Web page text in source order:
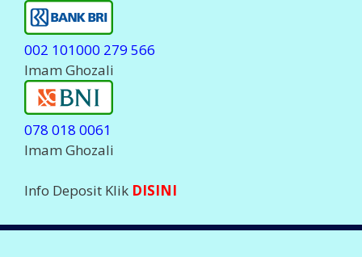
002 101000 279 566
Imam Ghozali
078 018 0061
Imam Ghozali
Info Deposit Klik DISINI